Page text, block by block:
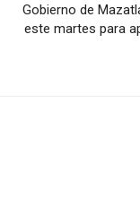
Gobierno de
este martes para